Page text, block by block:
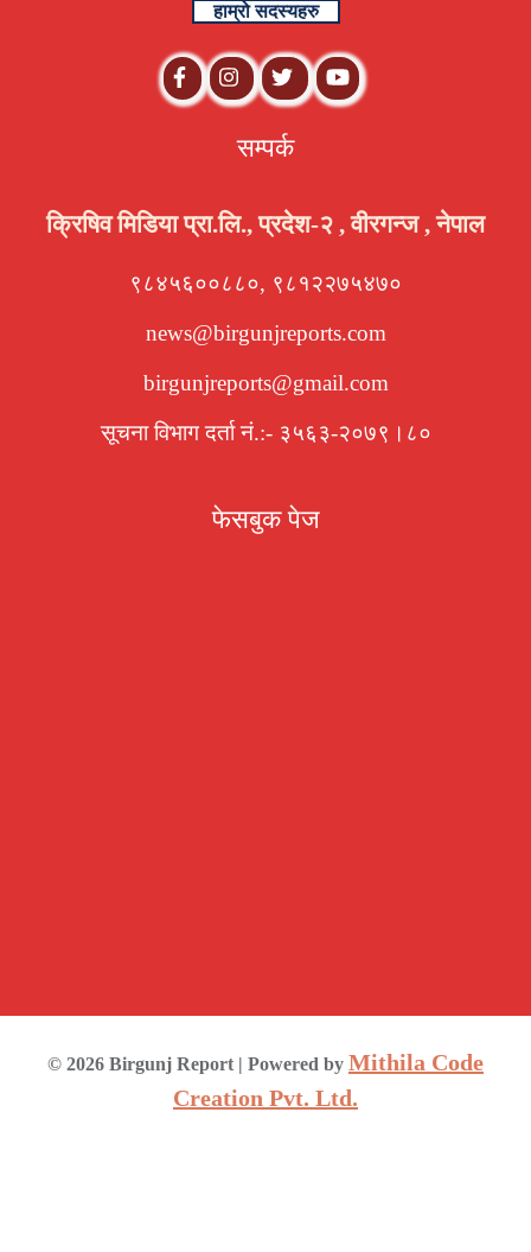
हाम्रो सदस्यहरु
सम्पर्क
क्रिषिव मिडिया प्रा.लि., प्रदेश-२ , वीरगन्ज , नेपाल
९८४५६००८८०, ९८१२२७५४७०
news@birgunjreports.com
birgunjreports@gmail.com
सूचना विभाग दर्ता नं.:- ३५६३-२०७९।८०
फेसबुक पेज
© 2026 Birgunj Report | Powered by Mithila Code
Creation Pvt. Ltd.